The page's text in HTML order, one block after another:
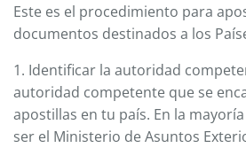
Este es el procedimiento para
documentos destinados a los
1. Identificar la autoridad
autoridad competente que se
apostillas en tu país. En la
ser el Ministerio de Asuntos